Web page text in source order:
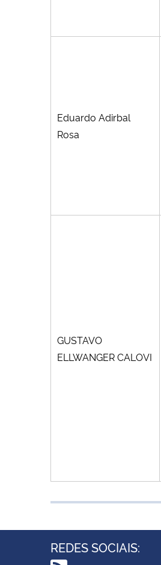
Eduardo Adirbal
Rosa
GUSTAVO
ELLWANGER CALOVI
REDES SOCIAIS: